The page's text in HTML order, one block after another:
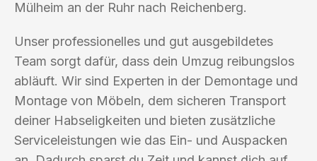
Mülheim an der Ruhr nach Reichenberg.
Unser professionelles und gut ausgebildetes
Team sorgt dafür, dass dein Umzug reibungslos
abläuft. Wir sind Experten in der Demontage und
Montage von Möbeln, dem sicheren Transport
deiner Habseligkeiten und bieten zusätzliche
Serviceleistungen wie das Ein- und Auspacken